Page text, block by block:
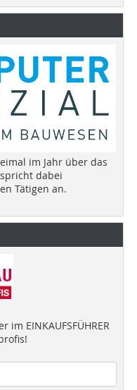
im Jahr über das
dabei
Tätigen an.
EINKAUFSFÜHRER